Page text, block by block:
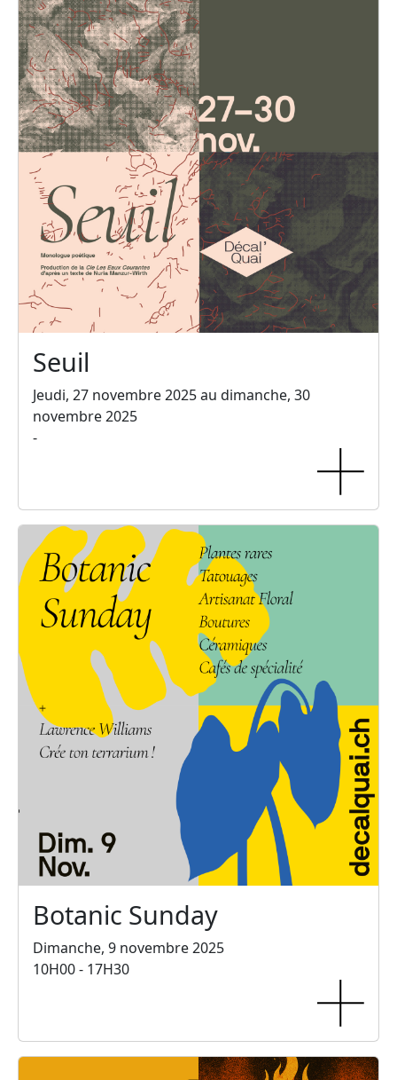
Seuil
Jeudi, 27 novembre 2025 au dimanche, 30
novembre 2025
-
Botanic Sunday
Dimanche, 9 novembre 2025
10H00 - 17H30